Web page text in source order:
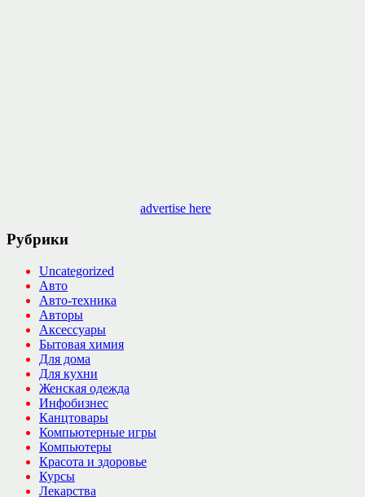
advertise here
Рубрики
Uncategorized
Авто
Авто-техника
Авторы
Аксессуары
Бытовая химия
Для дома
Для кухни
Женская одежда
Инфобизнес
Канцтовары
Компьютерные игры
Компьютеры
Красота и здоровье
Курсы
Лекарства